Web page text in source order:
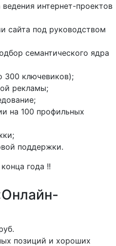
интернет-проектов
сайта под руководством
семантического ядра
300 ключевиков);
рекламы;
на 100 профильных
поддержки.
года !!
позиций и хороших